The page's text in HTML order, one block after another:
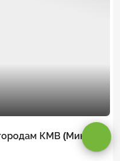
КМВ (Мини